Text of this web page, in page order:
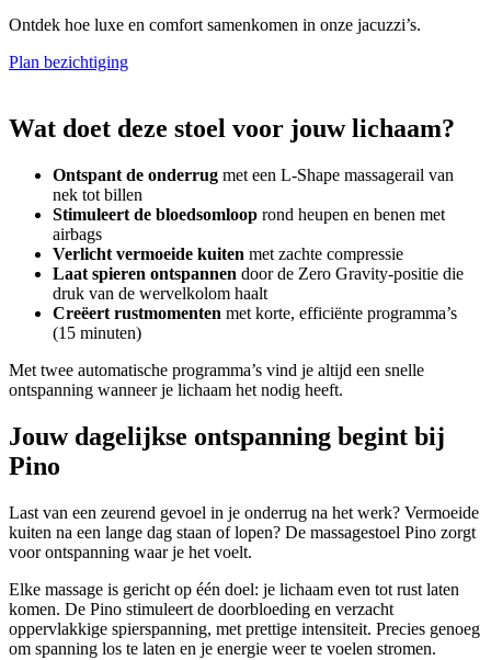
Ontdek hoe luxe en comfort samenkomen in onze jacuzzi’s.
Plan bezichtiging
Wat doet deze stoel voor jouw lichaam?
Ontspant de onderrug met een L-Shape massagerail van
nek tot billen
Stimuleert de bloedsomloop rond heupen en benen met
airbags
Verlicht vermoeide kuiten met zachte compressie
Laat spieren ontspannen door de Zero Gravity-positie die
druk van de wervelkolom haalt
Creëert rustmomenten met korte, efficiënte programma’s
(15 minuten)
Met twee automatische programma’s vind je altijd een snelle
ontspanning wanneer je lichaam het nodig heeft.
Jouw dagelijkse ontspanning begint bij
Pino
Last van een zeurend gevoel in je onderrug na het werk? Vermoeide
kuiten na een lange dag staan of lopen? De massagestoel Pino zorgt
voor ontspanning waar je het voelt.
Elke massage is gericht op één doel: je lichaam even tot rust laten
komen. De Pino stimuleert de doorbloeding en verzacht
oppervlakkige spierspanning, met prettige intensiteit. Precies genoeg
om spanning los te laten en je energie weer te voelen stromen.